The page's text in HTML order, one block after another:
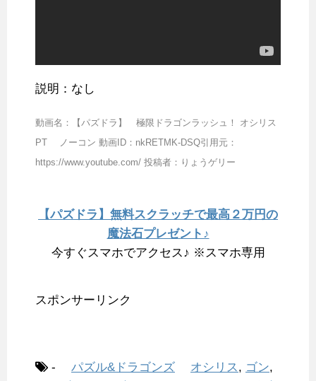
説明：なし
動画名：【パズドラ】 極限ドラゴンラッシュ！ オシリス
PT ノーコン 動画ID：nkRETMK-DSQ引用元：
https://www.youtube.com/ 投稿者：りょうゲリー
【パズドラ】無料スクラッチで最高２万円の
魔法石プレゼント♪
今すぐスマホでアクセス♪ ※スマホ専用
スポンサーリンク
- パズル&ドラゴンズ オシリス, ゴン,